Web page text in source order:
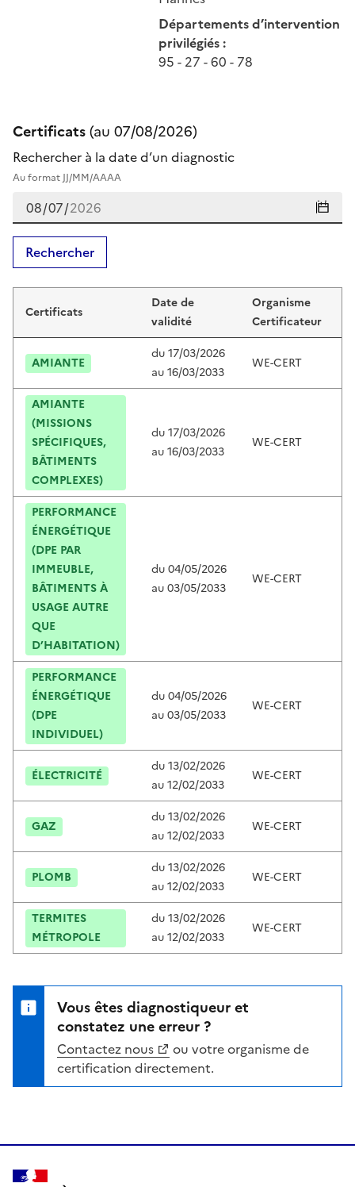
Départements d’intervention
privilégiés:
95 - 27 - 60 - 78
Certificats(au 07/08/2026)
Rechercher à la date d’un diagnostic
Au format JJ/MM/AAAA
Rechercher
Certificats de jacques lecoupeau
Certificats
Date de
validité
Organisme
Certificateur
AMIANTE
du17/03/2026
au16/03/2033
WE-CERT
AMIANTE
(MISSIONS
SPÉCIFIQUES,
BÂTIMENTS
COMPLEXES)
du17/03/2026
au16/03/2033
WE-CERT
PERFORMANCE
ÉNERGÉTIQUE
(DPE PAR
IMMEUBLE,
BÂTIMENTS À
USAGE AUTRE
QUE
D’HABITATION)
du04/05/2026
au03/05/2033
WE-CERT
PERFORMANCE
ÉNERGÉTIQUE
(DPE
INDIVIDUEL)
du04/05/2026
au03/05/2033
WE-CERT
ÉLECTRICITÉ
du13/02/2026
au12/02/2033
WE-CERT
GAZ
du13/02/2026
au12/02/2033
WE-CERT
PLOMB
du13/02/2026
au12/02/2033
WE-CERT
TERMITES
MÉTROPOLE
du13/02/2026
au12/02/2033
WE-CERT
Vous êtes diagnostiqueur et
constatez une erreur ?
Contactez nous
ou votre organisme de
certification directement.